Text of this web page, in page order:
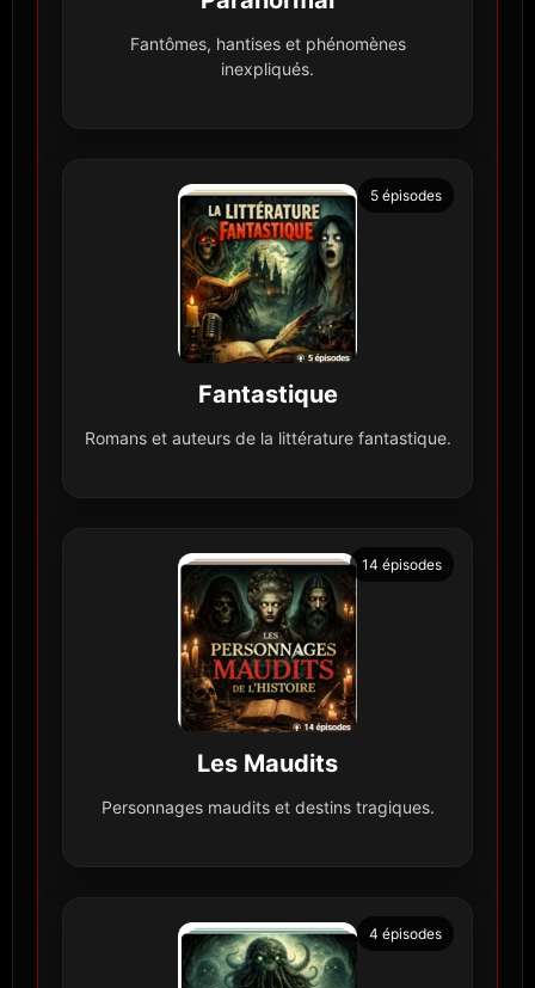
Fantômes, hantises et phénomènes
inexpliqués.
5 épisodes
Fantastique
Romans et auteurs de la littérature fantastique.
14 épisodes
Les Maudits
Personnages maudits et destins tragiques.
4 épisodes